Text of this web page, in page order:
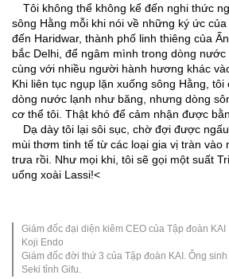
Tôi không thể không kể đến nghi thức
sông Hằng mỗi khi nói về những ký ức
đến Haridwar, thành phố linh thiêng của
bắc Delhi, để ngâm mình trong dòng
cùng với nhiều người hành hương khác
Khi liên tục ngụp lặn xuống sông Hằng,
dòng nước lạnh như băng, nhưng dòng
cơ thể tôi. Thật khó để cảm nhận được
Dạ dày tôi lại sôi sục, chờ đợi được
mùi thơm tinh tế từ các loại gia vị tràn vào
trưa rồi. Như mọi khi, tôi sẽ gọi một suất
uống xoài Lassi!<
Giám đốc đại diện kiêm CEO của Tập đoàn KAI
Koji Endo
Giám đốc đời thứ 3 của Tập đoàn KAI. Ông
Seki tỉnh Gifu.